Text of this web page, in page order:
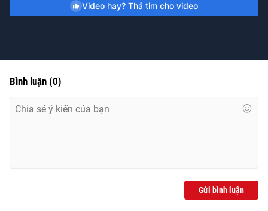
Công nghệVideo hay? Thả tim cho video
Bình luận (0)
Gửi bình luận